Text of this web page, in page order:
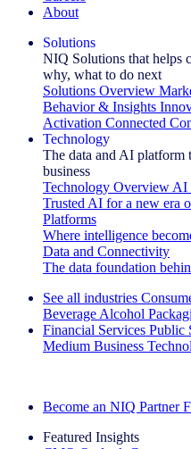
About
Solutions
NIQ Solutions that helps
why, what to do next
Solutions Overview
Behavior & Insights
Activation Connected
Technology
The data and AI platform
business
Technology Overview AI
Trusted AI for a new era
Platforms
Where intelligence
Data and Connectivity
The data foundation
See all industries
Beverage Alcohol
Financial Services Public
Medium Business
Become an NIQ Partner
Featured Insights